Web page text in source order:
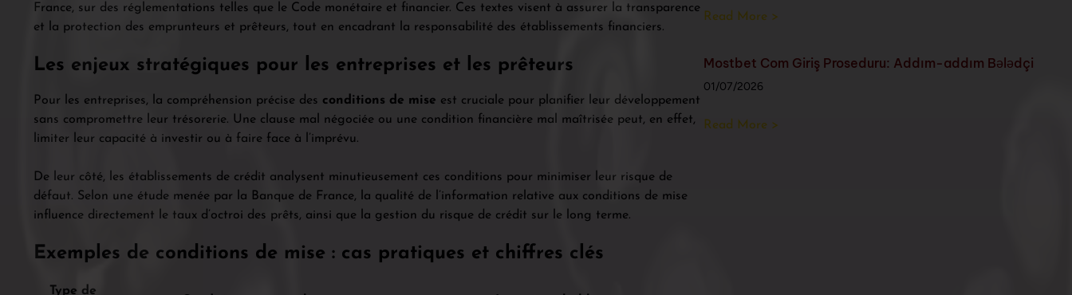
France, sur des réglementations telles que le Code monétaire et financier. Ces textes visent à assurer la transparence
et la protection des emprunteurs et prêteurs, tout en encadrant la responsabilité des établissements financiers.
Les enjeux stratégiques pour les entreprises et les prêteurs
Pour les entreprises, la compréhension précise des conditions de mise est cruciale pour planifier leur développement
sans compromettre leur trésorerie. Une clause mal négociée ou une condition financière mal maîtrisée peut, en effet,
limiter leur capacité à investir ou à faire face à l’imprévu.
De leur côté, les établissements de crédit analysent minutieusement ces conditions pour minimiser leur risque de
défaut. Selon une étude menée par la Banque de France, la qualité de l’information relative aux conditions de mise
influence directement le taux d’octroi des prêts, ainsi que la gestion du risque de crédit sur le long terme.
Exemples de conditions de mise : cas pratiques et chiffres clés
Type de
Read More >
Mostbet Com Giriş Proseduru: Addım-addım Bələdçi
01/07/2026
Read More >